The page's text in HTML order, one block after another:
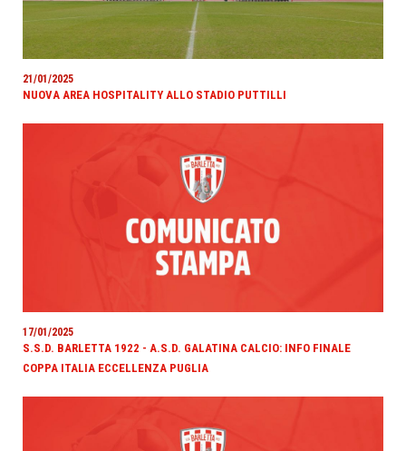
21/01/2025
NUOVA AREA HOSPITALITY ALLO STADIO PUTTILLI
17/01/2025
S.S.D. BARLETTA 1922 - A.S.D. GALATINA CALCIO: INFO FINALE
COPPA ITALIA ECCELLENZA PUGLIA